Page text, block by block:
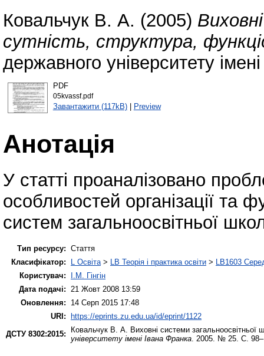
Ковальчук В. А. (2005)
сутність, структура,
державного університету
PDF
05kvassf.pdf
Завантажити (117kB)| Preview
Анотація
У статті проаналізовано
особливостей організації та
систем загальноосвітньої
Тип ресурсу: Стаття
Класифікатор:
L Освіта > LB Теорія і практика освіти > LB1603
Користувач:
І.М. Гінгін
Дата подачі:
21 Жовт 2008 13:59
Оновлення:
14 Серп 2015 17:48
URI: https://eprints.zu.edu.ua/id/eprint/1122
ДСТУ 8302:2015:
Ковальчук В. А. Виховні системи
університету імені Івана Франка . 2005. № 25. С.